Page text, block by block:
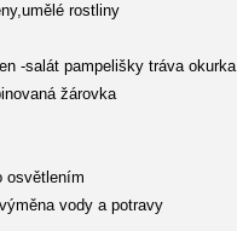
rostliny
-salát pampelišky tráva okurka
žárovka
osvětlením
vody a potravy